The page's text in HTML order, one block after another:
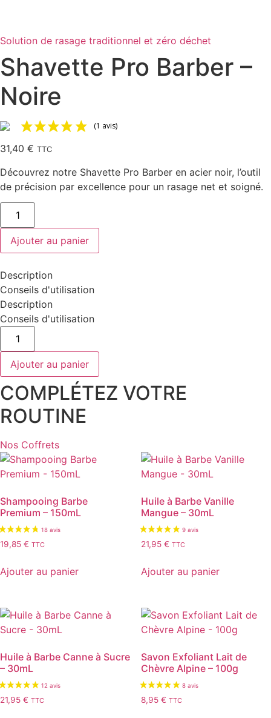
Solution de rasage traditionnel et zéro déchet
Shavette Pro Barber –
Noire
(1 avis)
31,40 € TTC
Découvrez notre Shavette Pro Barber en acier noir, l’outil
de précision par excellence pour un rasage net et soigné.
quantité
Shavette
Pro
Barber
-
Ajouter au panier
Description
Conseils d'utilisation
Description
Conseils d'utilisation
quantité
Shavette
Pro
Barber
-
Noire
Ajouter au panier
COMPLÉTEZ VOTRE
ROUTINE
Nos Coffrets
Shampooing Barbe
Premium – 150mL
19,85 € TTC
Ajouter au panier
Huile à Barbe Vanille
Mangue – 30mL
21,95 € TTC
Ajouter au panier
Huile à Barbe Canne à Sucre
– 30mL
21,95 € TTC
Savon Exfoliant Lait de
Chèvre Alpine – 100g
8,95 € TTC